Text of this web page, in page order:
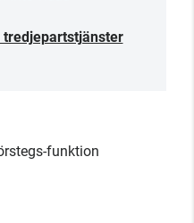
funktion